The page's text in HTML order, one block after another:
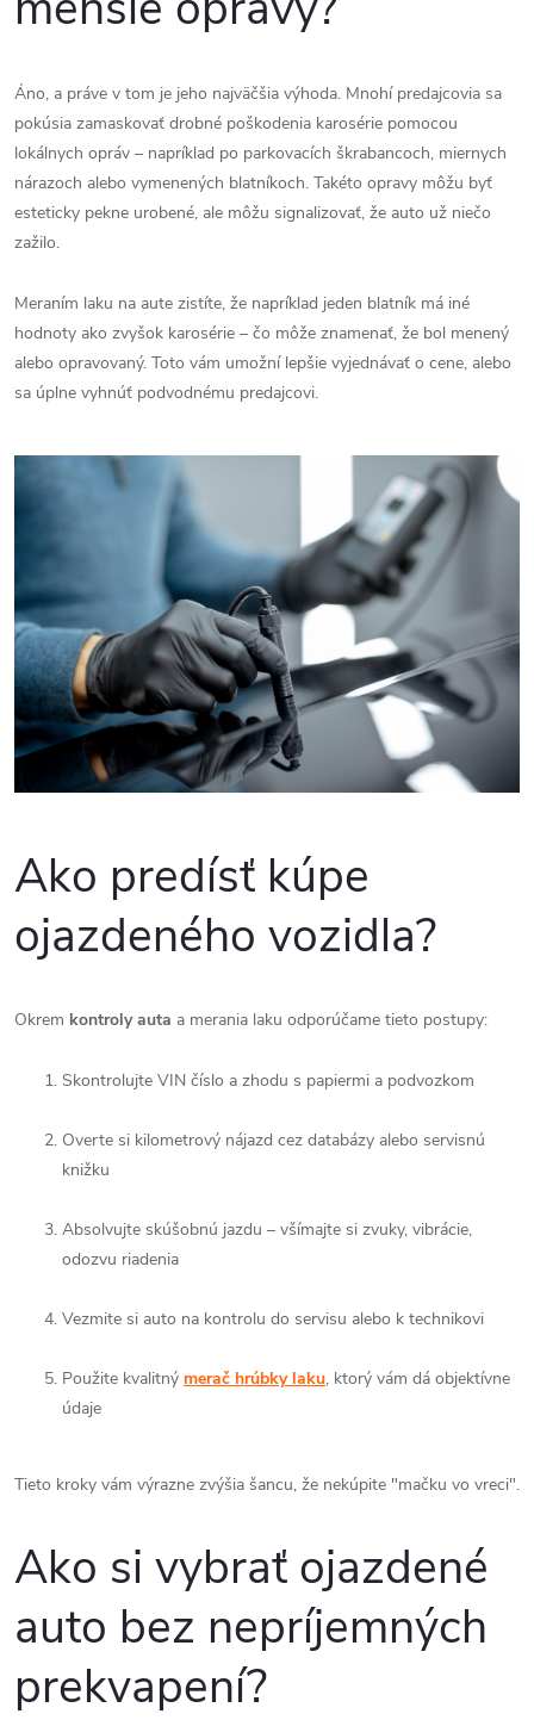
Áno, a práve v tom je jeho najväčšia výhoda. Mnohí predajcovia sa
pokúsia zamaskovať drobné poškodenia karosérie pomocou
lokálnych opráv – napríklad po parkovacích škrabancoch, miernych
nárazoch alebo vymenených blatníkoch. Takéto opravy môžu byť
esteticky pekne urobené, ale môžu signalizovať, že auto už niečo
zažilo.
Meraním laku na aute zistíte, že napríklad jeden blatník má iné
hodnoty ako zvyšok karosérie – čo môže znamenať, že bol menený
alebo opravovaný. Toto vám umožní lepšie vyjednávať o cene, alebo
sa úplne vyhnúť podvodnému predajcovi.
Ako predísť kúpe
ojazdeného vozidla?
Okrem kontroly auta a merania laku odporúčame tieto postupy:
Skontrolujte VIN číslo a zhodu s papiermi a podvozkom
Overte si kilometrový nájazd cez databázy alebo servisnú
knižku
Absolvujte skúšobnú jazdu – všímajte si zvuky, vibrácie,
odozvu riadenia
Vezmite si auto na kontrolu do servisu alebo k technikovi
Použite kvalitný merač hrúbky laku, ktorý vám dá objektívne
údaje
Tieto kroky vám výrazne zvýšia šancu, že nekúpite "mačku vo vreci".
Ako si vybrať ojazdené
auto bez nepríjemných
prekvapení?